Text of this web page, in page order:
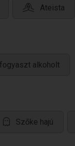
Ateista
alkoholt
Szőke hajú